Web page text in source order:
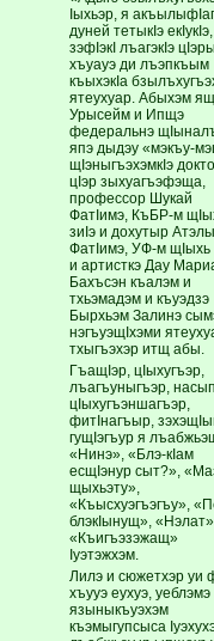
Iыхьэр, я
дуней тетыкIэ екIукIэ,
зэфIэкI лъагэкIэ
хъуауэ ди лъэпкъым
къыхэкIа
ятеухуар. Абыхэм
Урысейм и Ипщэ
федеральнэ
япэ дыдэу «мэкъу-
щIэныгъэхэмкIэ
цIэр зыхуагъэфэща,
профессор Шукай
ФатIимэ, КъБР-м
зиIэ и дохутыр
ФатIимэ, УФ-м щIыхь
и артисткэ Дау
Бахъсэн къалэм и
тхьэмадэм и къуэдзэ
Бырхьэм Залинэ
нэгъуэщIхэми
тхыгъэхэр итщ абы.
ГъащIэр, цIыхугъэр,
лъагъуныгъэр,
цIыхугъэншагъэр,
фитIнагъыр,
гущIэгъур я
«Нинэ», «Блэ-кIам
есщIэнур сыт?»,
щыхьэту»,
«Къысхуэгъэгъу»,
блэкIынущ»,
«Къигъэзэжащ»
Iуэтэжхэм.
Лилэ и сюжетхэр уи
хъууэ еухуэ, уеблэмэ
языныкъуэхэм
къэмыгупсыса